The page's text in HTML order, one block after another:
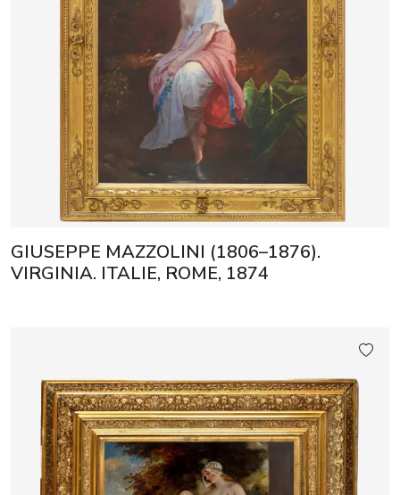
GIUSEPPE MAZZOLINI (1806–1876).
VIRGINIA. ITALIE, ROME, 1874